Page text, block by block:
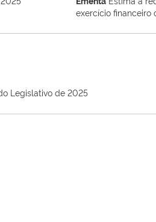
exercício financeiro
Legislativo de 2025